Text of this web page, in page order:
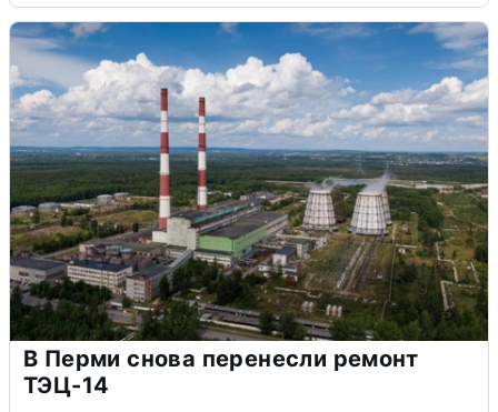
В Перми снова перенесли ремонт
ТЭЦ-14